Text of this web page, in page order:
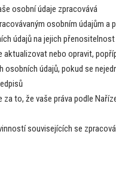
osobní údaje zpracovává
osobním údajům a
údajů na jejich přenositelnost
aktualizovat nebo opravit,
údajů, pokud se
to, že vaše práva podle
souvisejících se